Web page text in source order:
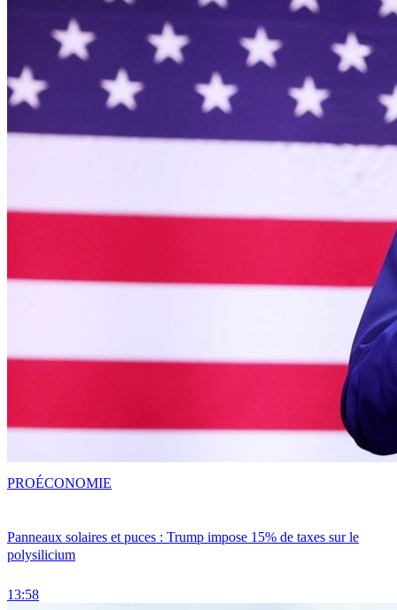
Panneaux solaires et puces : Trump impose 15% de taxes sur le
polysilicium
13:58
PROÉCONOMIE